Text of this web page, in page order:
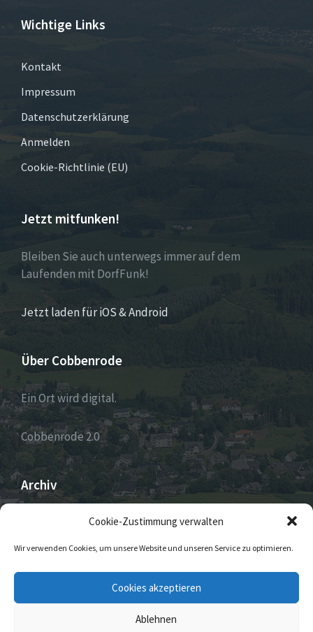
Cookie-Zustimmung verwalten
Wir verwenden Cookies, um unsere Website und unseren Service zu optimieren.
Cookies akzeptieren
Ablehnen
Wichtige Links
Kontakt
Impressum
Datenschutzerklärung
Anmelden
Cookie-Richtlinie (EU)
Jetzt mitfunken!
Bleiben Sie auch unterwegs immer auf dem
Laufenden mit DorfFunk!
Jetzt laden für iOS & Android
Über Cobbenrode
Ein Ort wird digital.
Cobbenrode 2.0
Archiv
Facebook Twitter Instagram